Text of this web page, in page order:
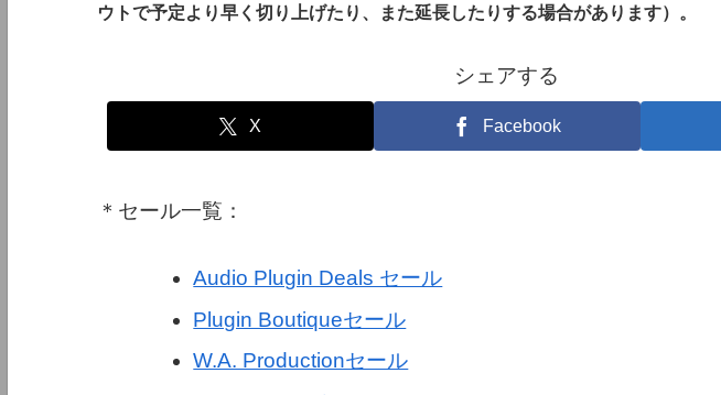
ウトで予定より早く切り上げたり、また延長したりする場合があります）。
シェアする
X Facebook
＊セール一覧：
Audio Plugin Deals セール
Plugin Boutiqueセール
W.A. Productionセール